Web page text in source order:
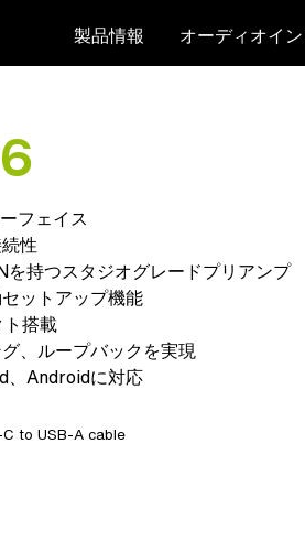
製品情報 オーディオイ
フェイス
性
持つスタジオグレードプリアンプ
ットアップ機能
搭載
、ループバックを実現
、Androidに対応
to USB-A cable